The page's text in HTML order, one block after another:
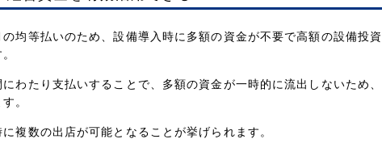
均等払いのため、設備導入時に多額の資金が不要で高額の設備投資
わたり支払いすることで、多額の資金が一時的に流出しないため、
。
複数の出店が可能となることが挙げられます。